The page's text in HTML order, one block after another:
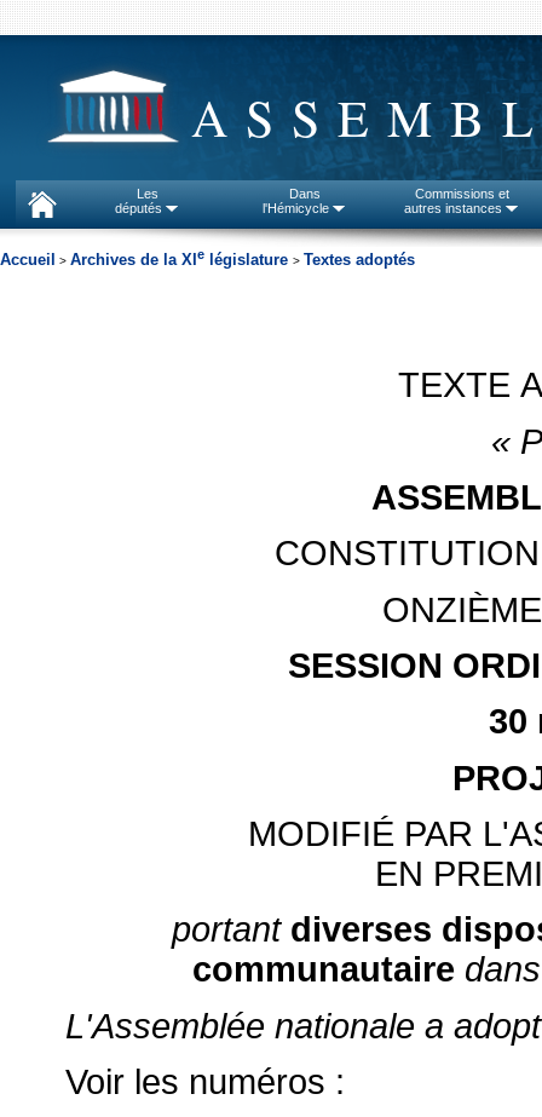
Les
députés
Dans
l'Hémicycle
Commissions et
autres instances
Accueil > Archives de la XI e législature > Textes adoptés
TEXTE
«
SESSION
30
MODIFIÉ PAR
EN
portant diverses
communautaire
L'Assemblée nationale a
Voir les numéros :